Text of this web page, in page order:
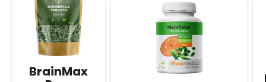
BrainMax